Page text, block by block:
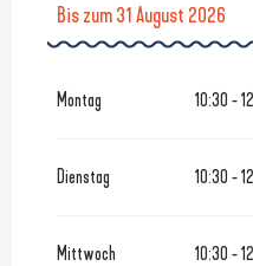
Bis zum31 August 2026
Montag 10:30 -
Dienstag 10:30 -
Mittwoch 10:30 -